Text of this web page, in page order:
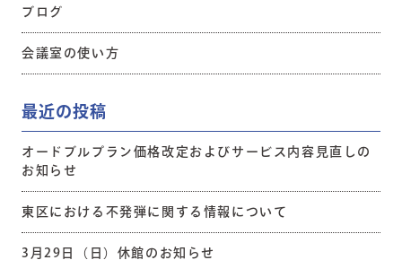
ブログ
会議室の使い方
最近の投稿
オードブルプラン価格改定およびサービス内容見直しの
お知らせ
東区における不発弾に関する情報について
3月29日（日）休館のお知らせ